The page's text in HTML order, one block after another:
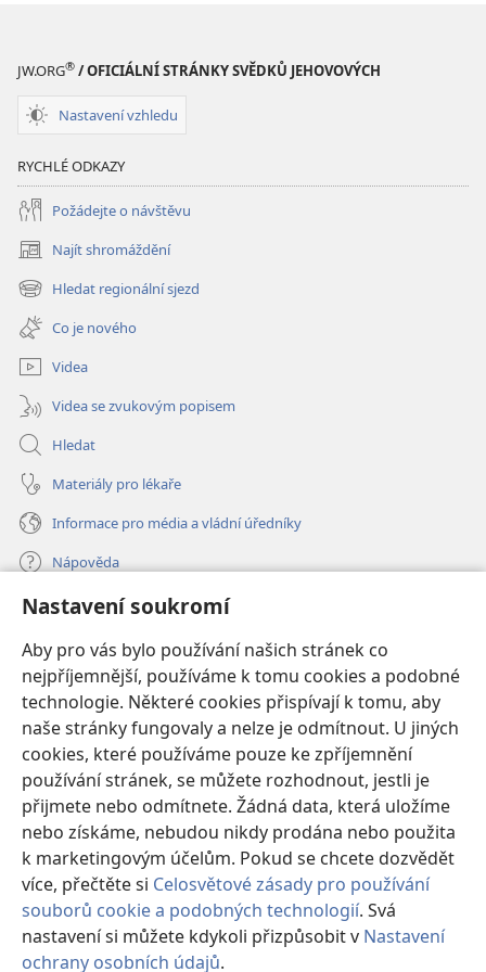
Nastavení soukromí
Aby pro vás bylo používání našich stránek co
nejpříjemnější, používáme k tomu cookies a podobné
technologie. Některé cookies přispívají k tomu, aby
naše stránky fungovaly a nelze je odmítnout. U jiných
cookies, které používáme pouze ke zpříjemnění
používání stránek, se můžete rozhodnout, jestli je
přijmete nebo odmítnete. Žádná data, která uložíme
nebo získáme, nebudou nikdy prodána nebo použita
k marketingovým účelům. Pokud se chcete dozvědět
více, přečtěte si Celosvětové zásady pro používání
souborů cookie a podobných technologií. Svá
nastavení si můžete kdykoli přizpůsobit v Nastavení
ochrany osobních údajů.
JW.ORG® / OFICIÁLNÍ STRÁNKY SVĚDKŮ JEHOVOVÝCH
Nastavení vzhledu
RYCHLÉ ODKAZY
Požádejte o návštěvu
Najít shromáždění
(otevřeno
nové
okno)
Hledat regionální sjezd
(otevřeno
nové
okno)
Co je nového
Videa
Videa se zvukovým popisem
Hledat
Materiály pro lékaře
Informace pro média a vládní úředníky
Nápověda
Dary
nové
okno) ONLINE KNIHOVNA Strážné věže
(otevřeno
nové
okno)JW Hub®
(otevřeno
nové
okno)JW Library ®
Watchtower Library
Copyright© 2026 Watch Tower Bible and Tract Society of Pennsylvania.
PODMÍNKY POUŽITÍ|OCHRANA SOUKROMÍ